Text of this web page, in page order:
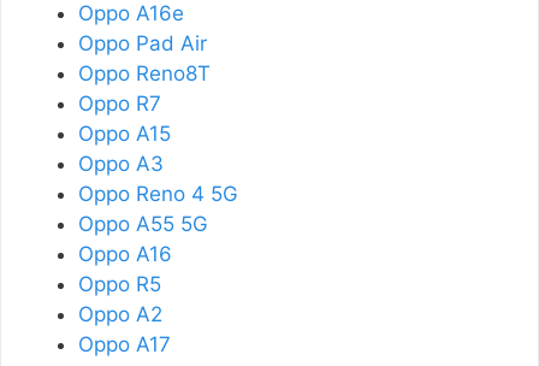
Oppo A16e
Oppo Pad Air
Oppo Reno8T
Oppo R7
Oppo A15
Oppo A3
Oppo Reno 4 5G
Oppo A55 5G
Oppo A16
Oppo R5
Oppo A2
Oppo A17